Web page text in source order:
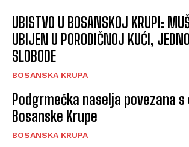
UBISTVO U BOSANSKOJ KRUPI:
UBIJEN U PORODIČNOJ KUĆI,
SLOBODE
BOSANSKA KRUPA
Podgrmečka naselja povezana
Bosanske Krupe
BOSANSKA KRUPA